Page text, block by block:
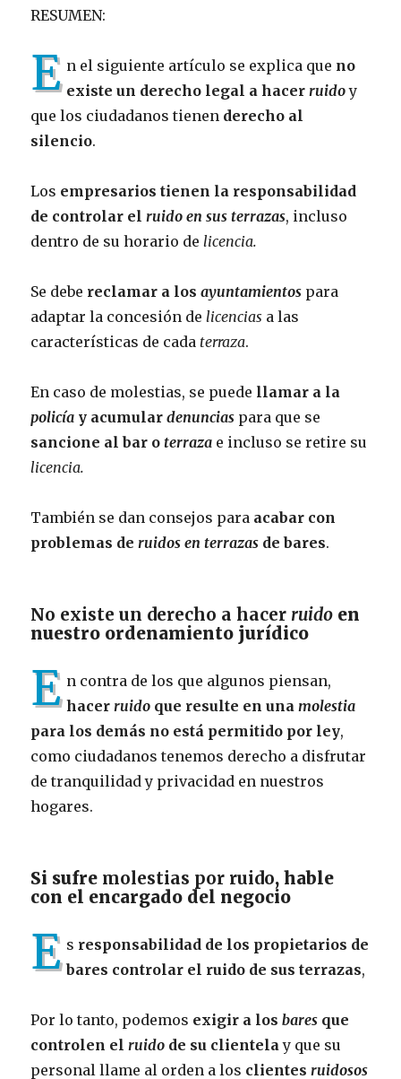
RESUMEN:
E n el siguiente artículo se explica que no
existe un derecho legal a hacer ruido y
que los ciudadanos tienen derecho al
silencio.
Los empresarios tienen la responsabilidad
de controlar el ruido en sus terrazas, incluso
dentro de su horario delicencia.
Se debe reclamar a losayuntamientos para
adaptar la concesión delicencias a las
características de cada terraza.
En caso de molestias, se puede llamar a la
policía y acumulardenuncias para que se
sancione al bar oterraza e incluso se retire su
licencia.
También se dan consejos para acabar con
problemas de ruidos en terrazas de bares.
No existe un derecho a hacer ruido en
nuestro ordenamiento jurídico
E n contra de los que algunos piensan,
hacer ruidoque resulte en una molestia
para los demás no está permitido por ley,
como ciudadanos tenemos derecho a disfrutar
de tranquilidad y privacidad en nuestros
hogares.
Si sufre molestias por ruido, hable
con el encargado del negocio
E s responsabilidad de los propietarios de
bares controlar el ruido de sus terrazas,
Por lo tanto, podemos exigir a losbares que
controlen el ruido de su clientela y que su
personal llame al orden a los clientes ruidosos